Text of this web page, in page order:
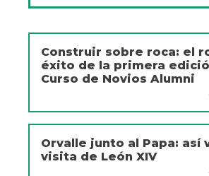
Construir sobre roca: el
éxito de la primera
Curso de Novios Alumni
Orvalle junto al Papa: así
visita de León XIV